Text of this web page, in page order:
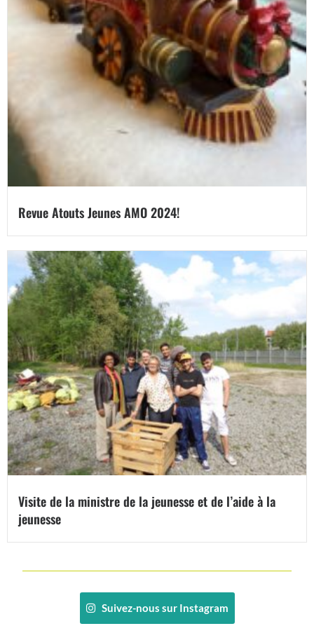
Revue Atouts Jeunes AMO 2024!
Visite de la ministre de la jeunesse et de l’aide à la
jeunesse
Suivez-nous sur Instagram